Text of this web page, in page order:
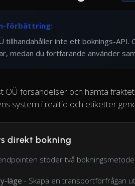
förbättring:
tillhandahåller inte ett boknings-
medan du fortfarande använder
OÜ försändelser och hämta
system i realtid och etiketter
direkt bokning
stöder två
läge - Skapa en transportförfrågan